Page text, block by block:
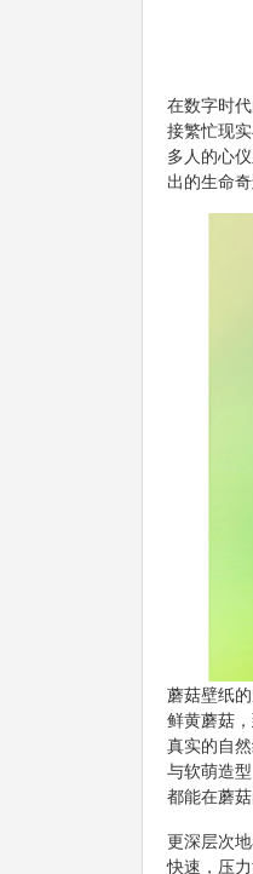
在数字时
接繁忙现
多人的心
出的生命
蘑菇壁纸
鲜黄蘑菇
真实的自
与软萌造
都能在蘑
更深层次
快速，压